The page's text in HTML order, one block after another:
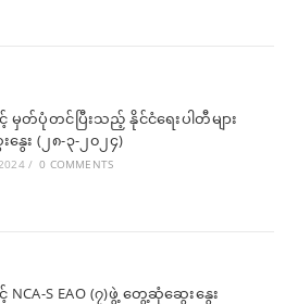
င့် မှတ်ပုံတင်ပြီးသည့် နိုင်ငံရေးပါတီများ
ေး (၂၈-၃-၂၀၂၄)
/ 0 COMMENTS
င့် NCA-S EAO (၇)ဖွဲ့ တွေ့ဆုံဆွေးနွေး